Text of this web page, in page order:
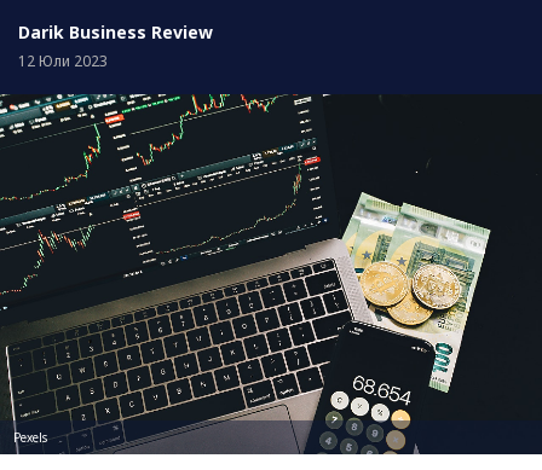
Darik Business Review
12 Юли 2023
Pexels